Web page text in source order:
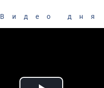
Видео дня